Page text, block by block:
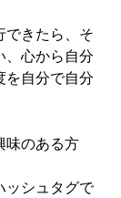
できたら、そ
、心から自分
を自分で自分
味のある方
ッシュタグで